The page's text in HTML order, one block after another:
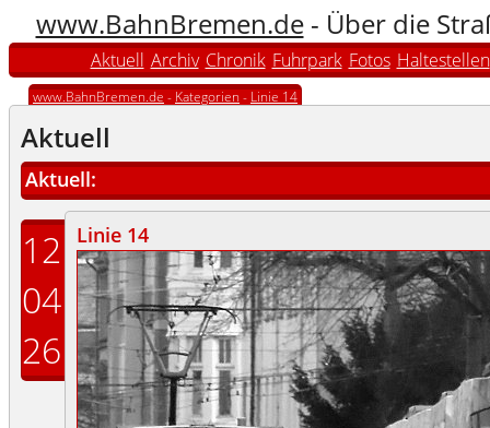
www.BahnBremen.de- Über die
Aktuell Archiv Chronik Fuhrpark Fotos Haltestellen
www.BahnBremen.de - Kategorien - Linie 14
Aktuell
Aktuell:
12
04
26
Linie 14